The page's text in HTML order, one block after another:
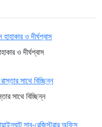
ও দীর্ঘশ্বাস
সাথে বিচ্ছিন্ন